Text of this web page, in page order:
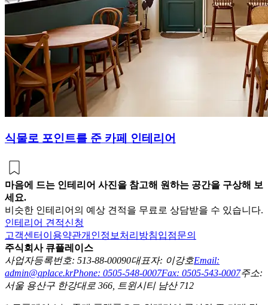
식물로 포인트를 준 카페 인테리어
마음에 드는 인테리어 사진을 참고해 원하는 공간을 구상해 보
세요.
비슷한 인테리어의 예상 견적을 무료로 상담받을 수 있습니다.
인테리어 견적신청
고객센터 이용약관개인정보처리방침입점문의
주식회사 큐플레이스
사업자등록번호: 513-88-00090대표자: 이강호Email:
admin@qplace.krPhone: 0505-548-0007Fax: 0505-543-0007주소:
서울 용산구 한강대로 366, 트윈시티 남산 712